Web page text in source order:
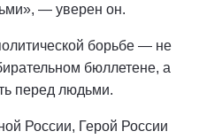
— уверен он.
борьбе — не
бюллетене, а
перед людьми.
России, Герой России